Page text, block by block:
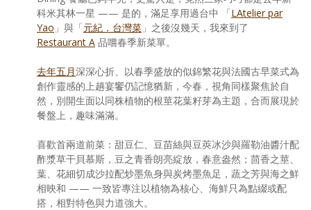
科米其林一星 —— 是的，滿足享用過台中 「LAtelier par
Yao 」與「元紀．台灣菜 」之後沒幾天，我來到了
Restaurant A 品嚐春季新菜單。
去年五月深深心折、以春季盛放的似錦繁花與法國古早菜式為
創作靈感的上趟宴饗仍記憶猶新，今春，視角同樣聚焦於自
然，別開生面以同株植物的根莖花葉籽芽為主題，合而展現於
餐盤上，趣味滿滿。
喜歡首兩道前菜：甜豆仁、豆苗絲與豆莢冰沙與羅勒油醬汁配
酢漿草干貝慕斯，豆之青香朗亮綻放，春意盎然；茴香之莖、
葉、花細切成沙拉配炒墨魚身與炭烤墨魚足，蔬之芳與海之鮮
相映和 —— 一致皆專注以植物為核心、海鮮只為點綴或配
搭，相對特色與力道強大。